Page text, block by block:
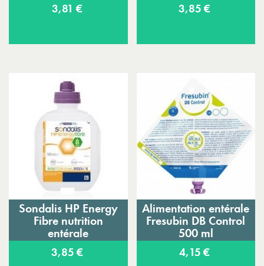
3,81 € 3,85 €
Sondalis HP Energy
Fibre nutrition
entérale
3,85 €
Alimentation entérale
Fresubin DB Control
500 ml
4,15 €